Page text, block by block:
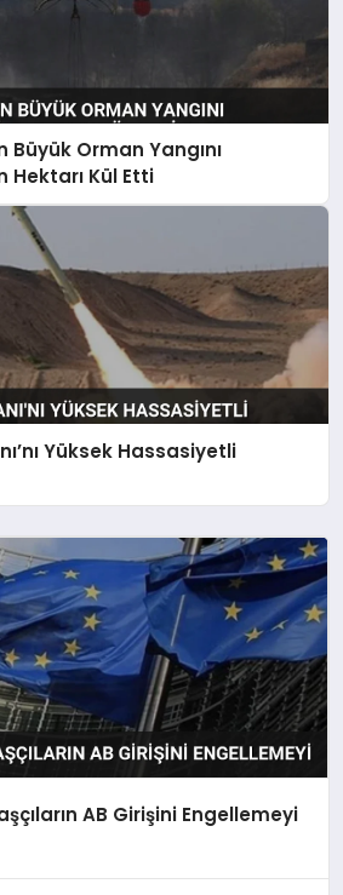
Büyük Orman Yangını
Hektarı Kül Etti
Yüksek Hassasiyetli
AB Girişini Engellemeyi